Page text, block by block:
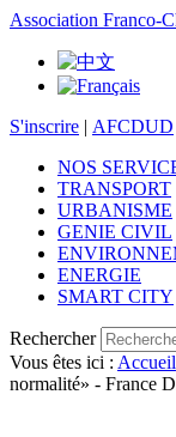
Association Franco-
S'inscrire | AFCDUD
NOS
TRANSPORT
URBANISME
GENIE CIVIL
ENERGIE
SMART CITY
Rechercher
Vous êtes ici : Accueil
normalité» - France